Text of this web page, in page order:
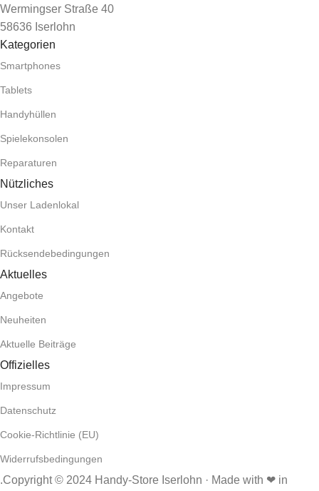
Wermingser Straße 40
58636 Iserlohn
Kategorien
Smartphones
Tablets
Handyhüllen
Spielekonsolen
Reparaturen
Nützliches
Unser Ladenlokal
Kontakt
Rücksendebedingungen
Aktuelles
Angebote
Neuheiten
Aktuelle Beiträge
Offizielles
Impressum
Datenschutz
Cookie-Richtlinie (EU)
Widerrufsbedingungen
.Copyright © 2024 Handy-Store Iserlohn · Made with ❤ in